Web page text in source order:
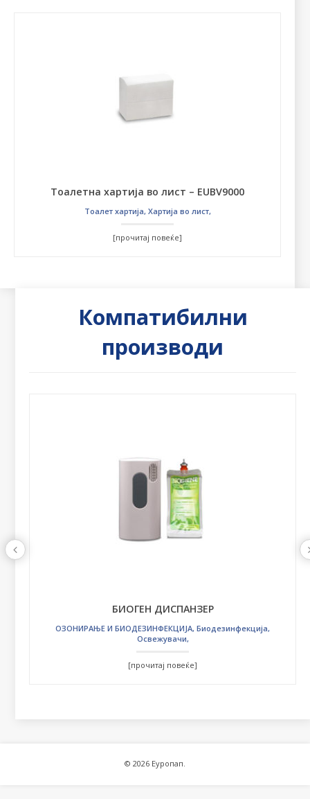
Тоалетна хартија во лист – EUBV9000
Тоалет хартија, Хартија во лист,
[прочитај повеќе]
Компатибилни
производи
БИОГЕН ДИСПАНЗЕР
ОЗОНИРАЊЕ И БИОДЕЗИНФЕКЦИЈА, Биодезинфекција,
Освежувачи,
[прочитај повеќе]
© 2026 Еуропап.